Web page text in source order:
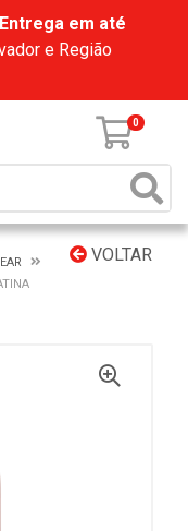
Entrega em até
e Região
0
VOLTAR